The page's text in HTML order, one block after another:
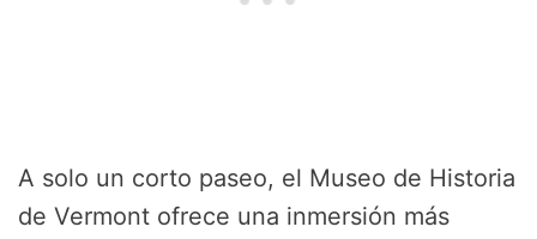
A solo un corto paseo, el Museo de Historia
de Vermont ofrece una inmersión más